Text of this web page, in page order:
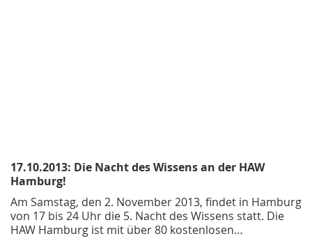
17.10.2013: Die Nacht des Wissens an der HAW
Hamburg!
Am Samstag, den 2. November 2013, findet in Hamburg
von 17 bis 24 Uhr die 5. Nacht des Wissens statt. Die
HAW Hamburg ist mit über 80 kostenlosen…